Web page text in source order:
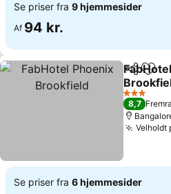
Se priser fra 9 hjemmesider
Af 94 kr.
Del Føj
3 Stjerner
8,7
Velholdt
Se priser fra 6 hjemmesider